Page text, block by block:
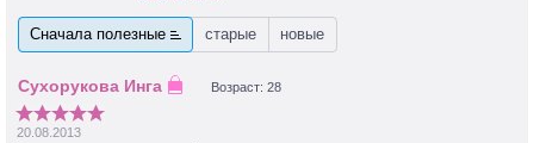
Сначала полезные старые новые
Возраст: 28
20.08.2013